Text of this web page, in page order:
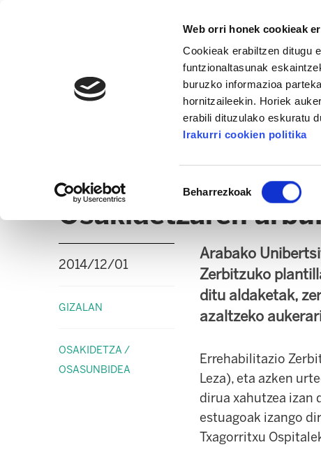
Web orri honek cookieak
Cookieak erabiltzen ditugu
funtzionaltasunak
buruzko informazioa
hornitzaileekin. Horiek
erabili dituzulako eskuratu
Irakurri cookien politika
Beharrezkoak
OSAKIDETZA / OSASUNBIDEA
Osakidetzaren
2014/12/01
GIZALAN
OSAKIDETZA /
OSASUNBIDEA
Arabako
Zerbitzuko
ditu aldaketak,
azaltzeko
Errehabilitazio
Leza), eta azken
dirua xahutzea izan
estuagoak izango
Txagorritxu